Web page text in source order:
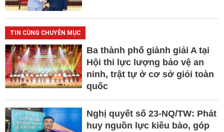
TIN CÙNG CHUYÊN MỤC
Ba thành phố giành giải A tại
Hội thi lực lượng bảo vệ an
ninh, trật tự ở cơ sở giỏi toàn
quốc
Nghị quyết số 23-NQ/TW: Phát
huy nguồn lực kiều bào, góp